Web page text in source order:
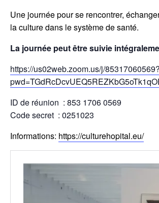
Une journée pour se rencontrer,
la culture dans le système de santé.
La journée peut être suivie
https://us02web.zoom.us/j/85317060569?
ID de réunion : 853 1706 0569
Code secret : 0251023
Informations: https://culturehopital.eu/